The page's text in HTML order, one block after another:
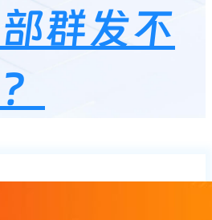
群发不